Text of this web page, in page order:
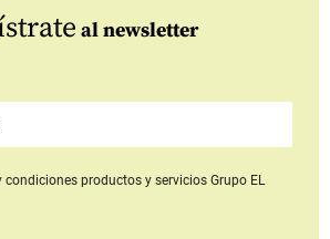
al newsletter
condiciones productos y serviciosGrupo EL